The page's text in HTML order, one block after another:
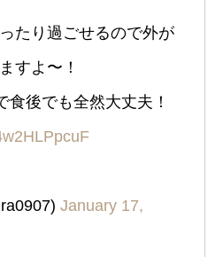
たり過ごせるので外が
すよ〜！
食後でも全然大丈夫！
January 17,